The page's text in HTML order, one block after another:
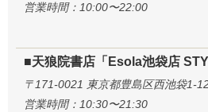
営業時間：10:00〜22:00
■天狼院書店「Esola池袋店
〒171-0021 東京都豊島区西池袋1-
営業時間：10:30〜21:30